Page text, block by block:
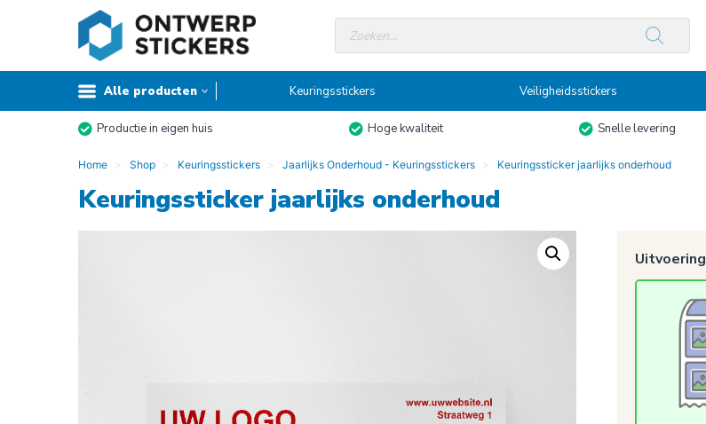
Producten
zoeken
Alle producten Keuringsstickers Veiligheidsstickers
Productie in eigen huis Hoge kwaliteit Snelle levering
Home Shop Keuringsstickers Jaarlijks Onderhoud - Keuringsstickers Keuringssticker jaarlijks onderhoud
Keuringssticker jaarlijks onderhoud
Uitvoering